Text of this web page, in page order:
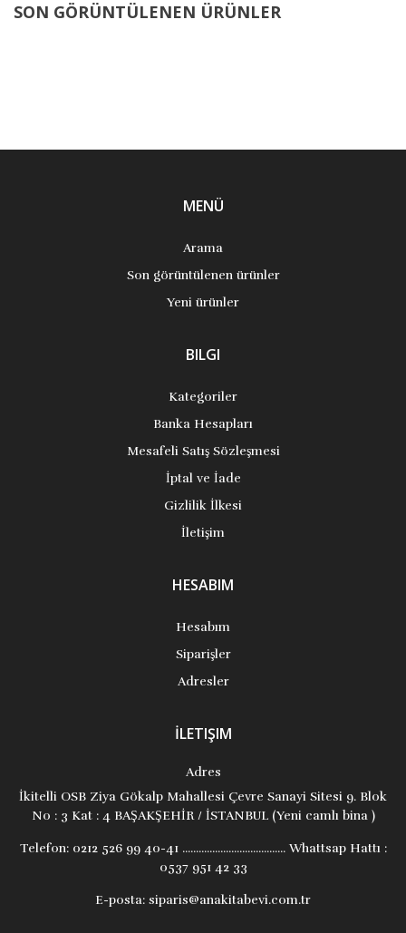
SON GÖRÜNTÜLENEN ÜRÜNLER
MENÜ
Arama
Son görüntülenen ürünler
Yeni ürünler
BILGI
Kategoriler
Banka Hesapları
Mesafeli Satış Sözleşmesi
İptal ve İade
Gizlilik İlkesi
İletişim
HESABIM
Hesabım
Siparişler
Adresler
İLETIŞIM
Adres
İkitelli OSB Ziya Gökalp Mahallesi Çevre Sanayi Sitesi 9. Blok
No : 3 Kat : 4 BAŞAKŞEHİR / İSTANBUL (Yeni camlı bina )
Telefon:0212 526 99 40-41 ...................................... Whattsap Hattı :
0537 951 42 33
E-posta: siparis@anakitabevi.com.tr